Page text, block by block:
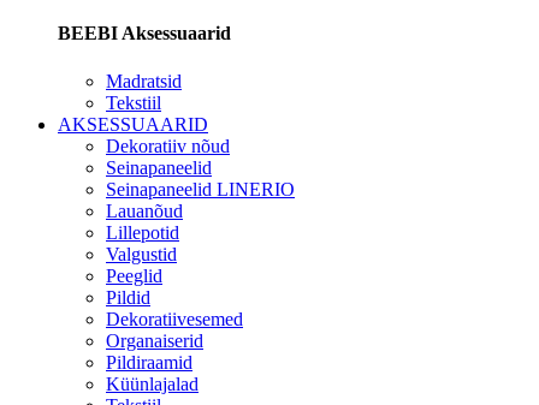
BEEBI Aksessuaarid
Madratsid
Tekstiil
AKSESSUAARID
Dekoratiiv nõud
Seinapaneelid
Seinapaneelid LINERIO
Lauanõud
Lillepotid
Valgustid
Peeglid
Pildid
Dekoratiivesemed
Organaiserid
Pildiraamid
Küünlajalad